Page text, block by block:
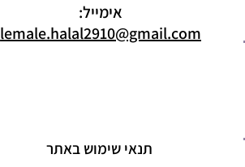
אימייל:
lemale.halal2910@gmail.com
תנאי שימוש באתר